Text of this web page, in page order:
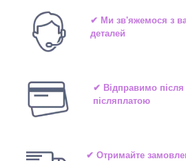
✔ Ми зв'яжемося з
деталей
✔ Відправимо
післяплатою
✔ Отримайте